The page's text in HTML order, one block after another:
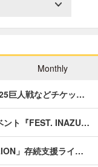
Monthly
巨人戦などチケッ…
ント『FEST. INAZU…
」存続支援ライ…